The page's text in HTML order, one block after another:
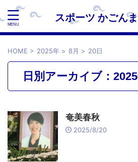
スポーツ かごん
HOME > 2025年 > 8月 > 20日
日別アーカイブ：
奄美春秋
2025/8/20